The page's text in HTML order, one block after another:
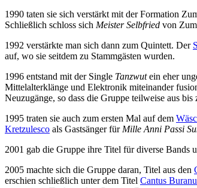
1990 taten sie sich verstärkt mit der Formation
Schließlich schloss sich Meister Selbfried von
1992 verstärkte man sich dann zum Quintett. Der
auf, wo sie seitdem zu Stammgästen wurden.
1996 entstand mit der Single Tanzwutein eher
Mittelalterklänge und Elektronik miteinander
Neuzugänge, so dass die Gruppe teilweise aus
1995 traten sie auch zum ersten Mal auf dem
Kretzulesco als Gastsänger für Mille Anni Passi
2001 gab die Gruppe ihre Titel für diverse Bands
2005 machte sich die Gruppe daran, Titel aus den
erschien schließlich unter dem Titel Cantus